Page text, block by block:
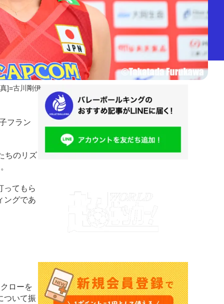
]=古川剛伊
フラン
ちのリズ
ってもら
ングであ
ローを
ついて振